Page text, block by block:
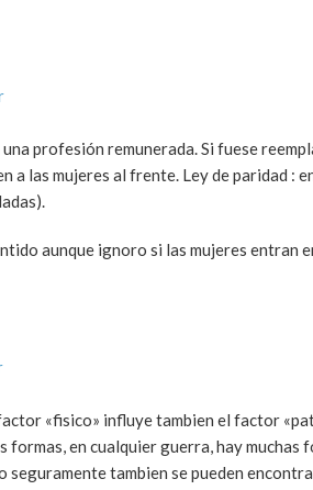
profesión remunerada. Si fuese
a las mujeres al frente. Ley de paridad :
aunque ignoro si las mujeres entran
«fisico» influye tambien el factor
en cualquier guerra, hay muchas
tambien se pueden